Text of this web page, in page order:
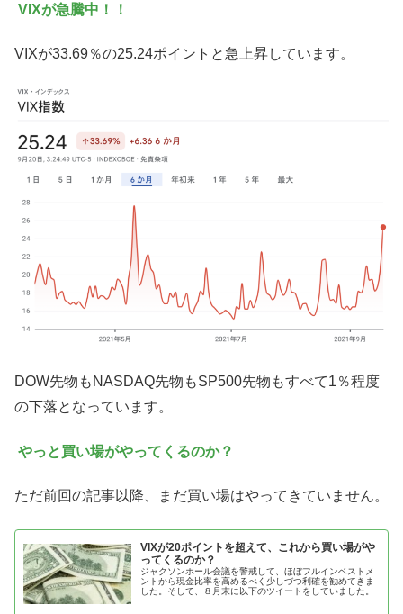
VIXが急騰中！！
VIXが33.69％の25.24ポイントと急上昇しています。
DOW先物もNASDAQ先物もSP500先物もすべて1％程度
の下落となっています。
やっと買い場がやってくるのか？
ただ前回の記事以降、まだ買い場はやってきていません。
VIXが20ポイントを超えて、これから買い場がや
ってくるのか？
ジャクソンホール会議を警戒して、ほぼフルインベストメ
ントから現金比率を高めるべく少しづつ利確を勧めてきま
した。そして、８月末に以下のツイートをしていました。